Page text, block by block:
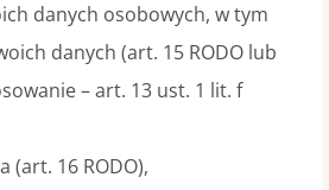
danych osobowych, w tym
danych (art. 15 RODO lub
– art. 13 ust. 1 lit. f
(art. 16 RODO),